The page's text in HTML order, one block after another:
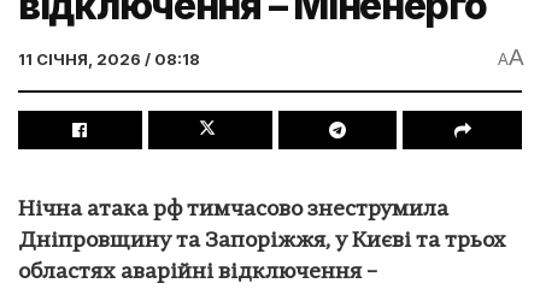
11 СІЧНЯ, 2026 / 08:18 AA
Нічна атака рф тимчасово знеструмила
Дніпровщину та Запоріжжя, у Києві та трьох
областях аварійні відключення –